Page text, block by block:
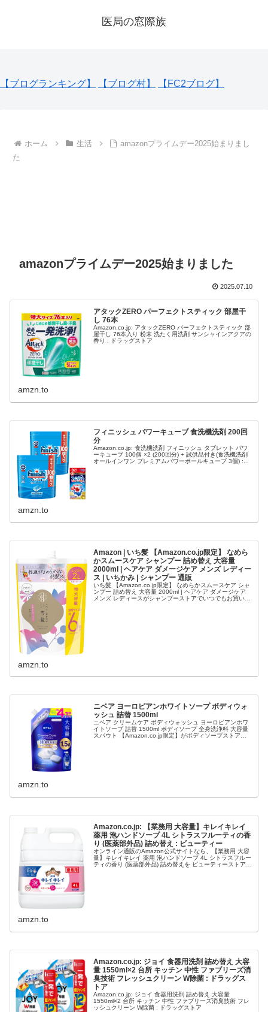
医局の窓際族
【ブログランキング】 【ブログ村】 【FC2ブログ】
ホーム 生活
amazonプライムデー2025始まりまし
た
amazonプライムデー2025始まりました
2025.07.10
アタックZERO パーフェクトスティック 部屋干
し 76本
Amazon.co.jp: アタックZERO パーフェクトスティック 部
屋干し 76本入り 粉末 洗たく用洗剤 サンシャインアクアの
香り : ドラッグストア
amzn.to
フィニッシュ パワーキューブ 食洗機洗剤 200回
分
Amazon.co.jp: 食洗機洗剤 フィニッシュ タブレット パワ
ーキューブ 100個 ×2 (200回分) + 試供品付き(食洗機洗剤
オールインワン プレミアムパワーボールキューブ 3個) :...
amzn.to
Amazon | いち髪 【Amazon.co.jp限定】 なめら
かスムースケア シャンプー 詰め替え 大容量
2000ml | ヘアケア ダメージケア メンズ レディー
ス | いちかみ | シャンプー 通販
いち髪 【Amazon.co.jp限定】 なめらかスムースケア シャ
ンプー 詰め替え 大容量 2000ml | ヘアケア ダメージケア
メンズ レディースがシャンプーストアでいつでもお買い
amzn.to
ニベア ヨーロピアンホワイトソープ ボディウォ
ッシュ 詰替 1500ml
ニベア クリームケア ボディウォッシュ ヨーロピアンホワ
イトソープ 詰替 1500ml ボディソープ 全身洗浄料 大容量
スパウト 【Amazon.co.jp限定】がボディソープストアで
amzn.to
Amazon.co.jp: 【業務用 大容量】キレイキレイ
薬用 泡ハンドソープ 4L シトラスフルーティの香
り (医薬部外品) 詰め替え : ビューティー
オンライン通販のAmazon公式サイトなら、【業務用 大容
量】キレイキレイ 薬用 泡ハンドソープ 4L シトラスフルー
ティの香り (医薬部外品) 詰め替えを ビューティーストア
amzn.to
Amazon.co.jp: ジョイ 食器用洗剤 詰め替え 大容
量 1550ml×2 台所 キッチン 中性 ファブリーズ消
臭技術 フレッシュクリーン W除菌 : ドラッグス
トア
Amazon.co.jp: ジョイ 食器用洗剤 詰め替え 大容量
1550ml×2 台所 キッチン 中性 ファブリーズ消臭技術 フレ
ッシュクリーン W除菌 : ドラッグストア